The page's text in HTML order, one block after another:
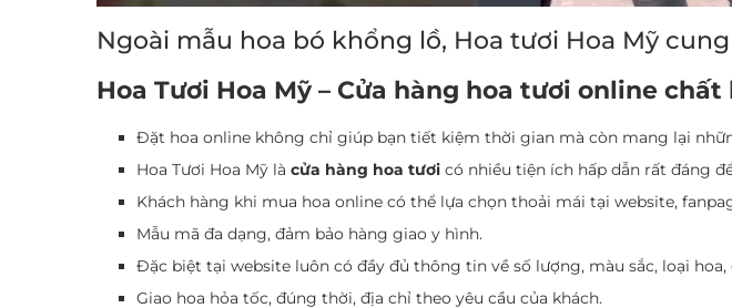
Ngoài mẫu hoa bó khổng lồ, Hoa tươi Hoa Mỹ
Hoa Tươi Hoa Mỹ – Cửa hàng hoa tươi online chất
Đặt hoa online không chỉ giúp bạn tiết kiệm thời gian mà còn mang lại
Hoa Tươi Hoa Mỹ là cửa hàng hoa tươi có nhiều tiện ích hấp dẫn rất đáng
Khách hàng khi mua hoa online có thể lựa chọn thoải mái tại website,
Mẫu mã đa dạng, đảm bảo hàng giao y hình.
Đặc biệt tại website luôn có đầy đủ thông tin về số lượng, màu sắc, loại
Giao hoa hỏa tốc, đúng thời, địa chỉ theo yêu cầu của khách.